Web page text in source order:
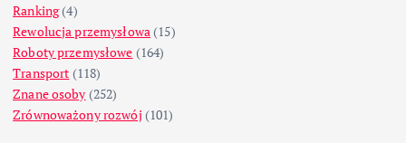
Ranking(4)
Rewolucja przemysłowa (15)
Roboty przemysłowe (164)
Transport (118)
Znane osoby (252)
Zrównoważony rozwój (101)